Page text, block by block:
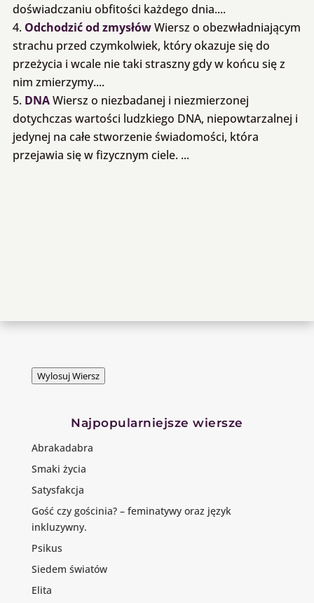
doświadczaniu obfitości każdego dnia....
Odchodzić od zmysłówWiersz o obezwładniającym
strachu przed czymkolwiek, który okazuje się do
przeżycia i wcale nie taki straszny gdy w końcu się z
nim zmierzymy....
DNAWiersz o niezbadanej i niezmierzonej
dotychczas wartości ludzkiego DNA, niepowtarzalnej i
jedynej na całe stworzenie świadomości, która
przejawia się w fizycznym ciele. ...
Wylosuj Wiersz
Najpopularniejsze wiersze
Abrakadabra
Smaki życia
Satysfakcja
Gość czy gościnia? – feminatywy oraz język
inkluzywny.
Psikus
Siedem światów
Elita